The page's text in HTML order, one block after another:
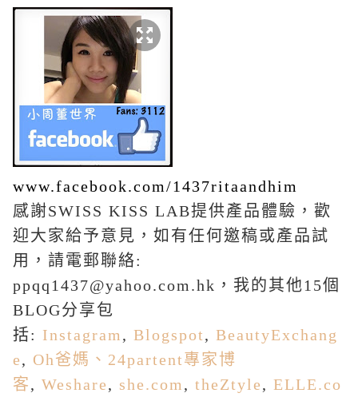
www.facebook.com/1437ritaandhim
感謝SWISS KISS LAB提供產品體驗，歡
迎大家給予意見，如有任何邀稿或產品試
用，請電郵聯絡:
ppqq1437@yahoo.com.hk，我的其他15個
BLOG分享包
括: Instagram , Blogspot, BeautyExchang
e, Oh爸媽、24partent專家博
客, Weshare, she.com , theZtyle, ELLE.co